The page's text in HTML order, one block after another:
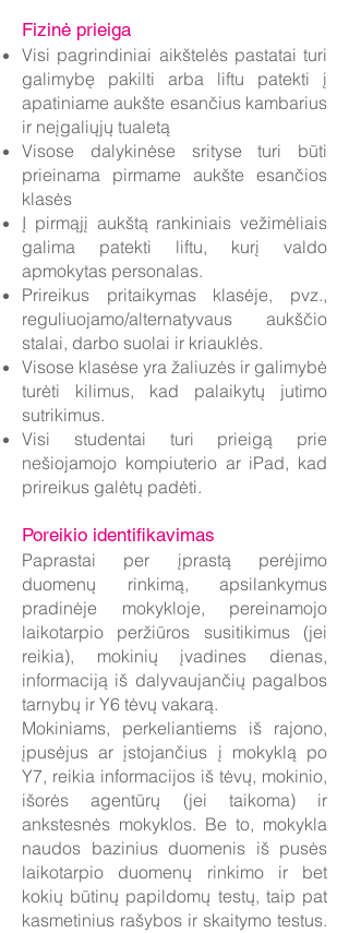
Fizinė prieiga
Visi pagrindiniai aikštelės pastatai turi
galimybę pakilti arba liftu patekti į
apatiniame aukšte esančius kambarius
ir neįgaliųjų tualetą
Visose dalykinėse srityse turi būti
prieinama pirmame aukšte esančios
klasės
Į pirmąjį aukštą rankiniais vežimėliais
galima patekti liftu, kurį valdo
apmokytas personalas.
Prireikus pritaikymas klasėje, pvz.,
reguliuojamo/alternatyvaus aukščio
stalai, darbo suolai ir kriauklės.
Visose klasėse yra žaliuzės ir galimybė
turėti kilimus, kad palaikytų jutimo
sutrikimus.
Visi studentai turi prieigą prie
nešiojamojo kompiuterio ar iPad, kad
prireikus galėtų padėti.
Poreikio identifikavimas
Paprastai per įprastą perėjimo
duomenų rinkimą, apsilankymus
pradinėje mokykloje, pereinamojo
laikotarpio peržiūros susitikimus (jei
reikia), mokinių įvadines dienas,
informaciją iš dalyvaujančių pagalbos
tarnybų ir Y6 tėvų vakarą.
Mokiniams, perkeliantiems iš rajono,
įpusėjus ar įstojančius į mokyklą po
Y7, reikia informacijos iš tėvų, mokinio,
išorės agentūrų (jei taikoma) ir
ankstesnės mokyklos. Be to, mokykla
naudos bazinius duomenis iš pusės
laikotarpio duomenų rinkimo ir bet
kokių būtinų papildomų testų, taip pat
kasmetinius rašybos ir skaitymo testus.